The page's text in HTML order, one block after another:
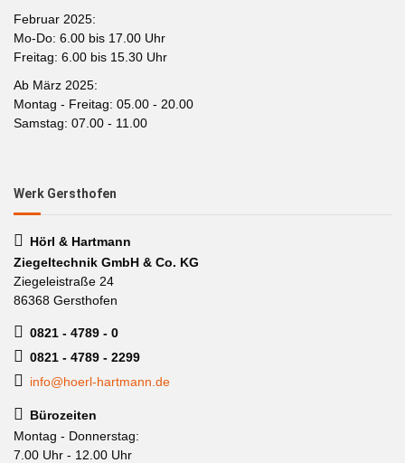
Februar 2025:
Mo-Do: 6.00 bis 17.00 Uhr
Freitag: 6.00 bis 15.30 Uhr
Ab März 2025:
Montag - Freitag: 05.00 - 20.00
Samstag: 07.00 - 11.00
Werk Gersthofen
Hörl & Hartmann
Ziegeltechnik GmbH & Co. KG
Ziegeleistraße 24
86368 Gersthofen
0821 - 4789 - 0
0821 - 4789 - 2299
info@hoerl-hartmann.de
Bürozeiten
Montag - Donnerstag:
7.00 Uhr - 12.00 Uhr